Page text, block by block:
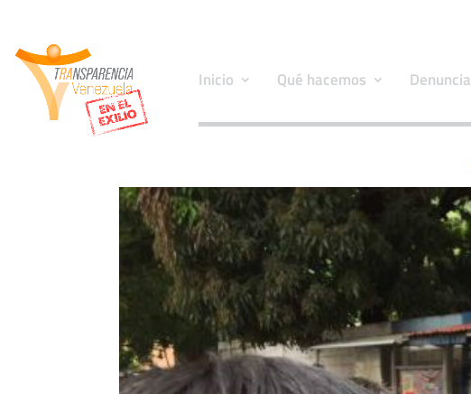
Inicio Qué hacemos Denuncia